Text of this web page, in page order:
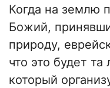
Когда на землю
Божий,
природу,
что это будет та
который